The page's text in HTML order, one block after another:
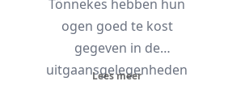
Tönnekes hebben hun
ogen goed te kost
gegeven in de
uitgaansgelegenheden
Lees meer